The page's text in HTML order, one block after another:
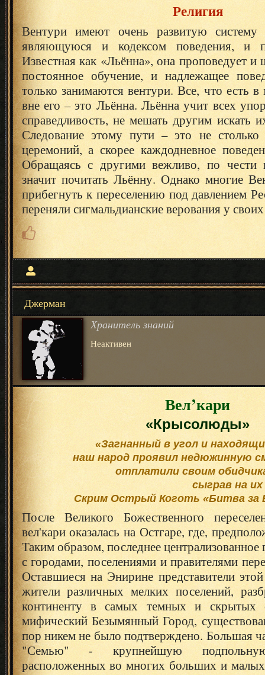
Религия
Вентури имеют очень развитую систему
являющуюся и кодексом поведения, и
Известная как «Льённа», она проповедует
постоянное обучение, и надлежащее
только занимаются вентури. Все, что есть
вне его – это Льённа. Льённа учит всех
справедливость, не мешать другим искать
Следование этому пути – это не
церемоний, а скорее каждодневное
Обращаясь с другими вежливо, по чести
значит почитать Льённу. Однако многие
прибегнуть к переселению под давлением
переняли сигмальдианские верования у
Джерман
Хранитель знаний
Неактивен
Вел’кари
«Крысолюды»
«Загнанный в угол и
наш народ проявил недюжинную
отплатили своим
сыграв на
Скрим Острый Коготь «Битва за
После Великого Божественного
вел'кари оказалась на Остгаре, где,
Таким образом, последнее централизованное
с городами, поселениями и правителями
Оставшиеся на Энирине представители
жители различных мелких поселений,
континенту в самых темных и скрытых
мифический Безымянный Город,
пор никем не было подтверждено. Большая
"Семью" - крупнейшую
расположенных во многих больших и